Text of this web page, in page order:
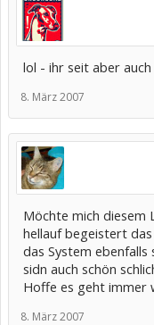
lol - ihr seit aber
8. März 2007
Möchte mich diesem
hellauf begeistert
das System
sidn auch schön
Hoffe es geht immer
8. März 2007